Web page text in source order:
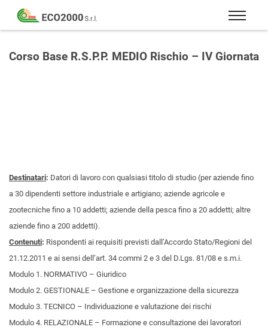
Eco
2000
Formazione
consulenza
81/08
Corso Base R.S.P.P. MEDIO Rischio – IV Giornata
Destinatari: Datori di lavoro con qualsiasi titolo di studio (per aziende fino
a 30 dipendenti settore industriale e artigiano; aziende agricole e
zootecniche fino a 10 addetti; aziende della pesca fino a 20 addetti; altre
aziende fino a 200 addetti).
Contenuti: Rispondenti ai requisiti previsti dall’Accordo Stato/Regioni del
21.12.2011 e ai sensi dell’art. 34 commi 2 e 3 del D.Lgs. 81/08 e s.m.i.
Modulo 1. NORMATIVO – Giuridico
Modulo 2. GESTIONALE – Gestione e organizzazione della sicurezza
Modulo 3. TECNICO – Individuazione e valutazione dei rischi
Modulo 4. RELAZIONALE – Formazione e consultazione dei lavoratori